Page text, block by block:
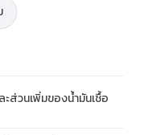
ส่วนเพิ่มของน้ำมันเชื้อ